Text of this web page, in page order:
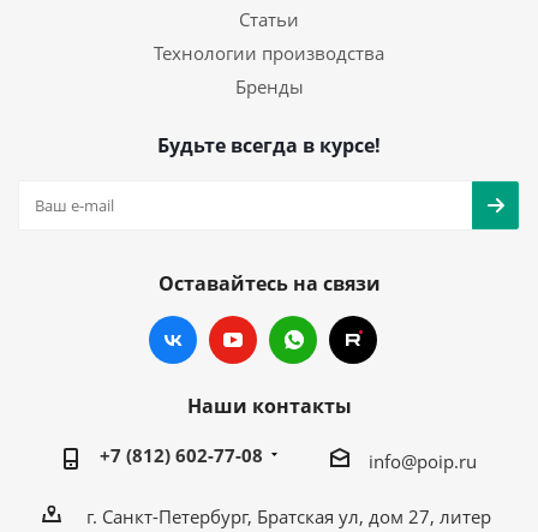
Статьи
Технологии производства
Бренды
Будьте всегда в курсе!
Оставайтесь на связи
Наши контакты
+7 (812) 602-77-08 info@poip.ru
г. Санкт-Петербург, Братская ул, дом 27, литер